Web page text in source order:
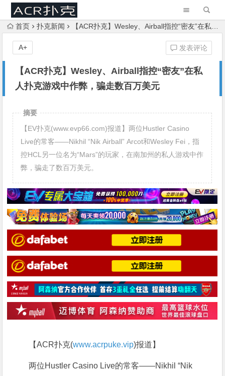
首页 扑克新闻 【ACR扑克】Wesley、Airball指控“密友”在私人扑克游戏中作弊，骗走数百万美元
【ACR扑克】Wesley、Airball指控“密友”在私
人扑克游戏中作弊，骗走数百万美元
发表评论
A+
摘要
【EV扑克(www.evp66.com)报道】两位Hustler Casino
Live的常客——Nikhil “Nik Airball” Arcot和Wesley Fei，指
控HCL另一位名为“Mars”的玩家，在南加州的私人游戏中作
弊，骗走了数百万美元。
【ACR扑克(www.acrpuke.vip)报道】
两位Hustler Casino Live的常客——Nikhil “Nik